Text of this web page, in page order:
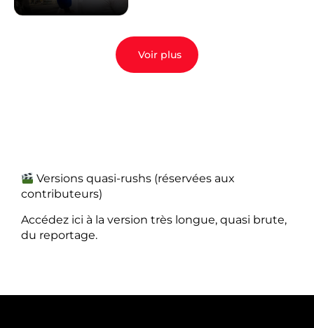
Voir plus
Versions quasi-rushs (réservées aux
contributeurs)
Accédez ici à la version très longue, quasi brute,
du reportage.